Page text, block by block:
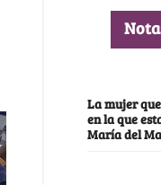
La mujer
en la que
María del